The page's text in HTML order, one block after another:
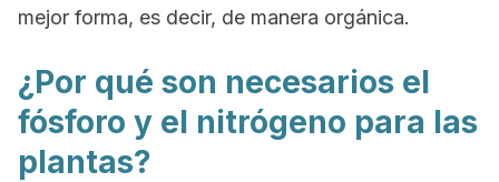
mejor forma, es decir, de manera orgánica.
¿Por qué son necesarios el
fósforo y el nitrógeno para las
plantas?